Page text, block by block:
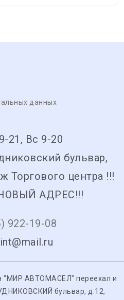
данных
21, Вс 9-20
бульвар,
Торгового центра !!!
АДРЕС!!!
922-19-08
"МИР АВТОМАСЕЛ" переехал и
бульвар, д.12,